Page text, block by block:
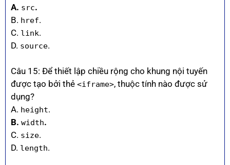
A. src.
B. href.
C. link.
D. source.
Câu 15: Để thiết lập chiều rộng cho khung nội tuyến
được tạo bởi thẻ <iframe>, thuộc tính nào được sử
dụng?
A. height.
B. width.
C. size.
D. length.